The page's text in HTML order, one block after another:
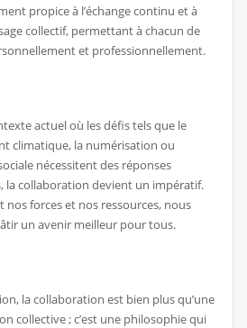
propice à l’échange continu et à
collectif, permettant à chacun de
et professionnellement.
actuel où les défis tels que le
climatique, la numérisation ou
nécessitent des réponses
la collaboration devient un impératif.
nos forces et nos ressources, nous
un avenir meilleur pour tous.
la collaboration est bien plus qu’une
collective ; c’est une philosophie qui